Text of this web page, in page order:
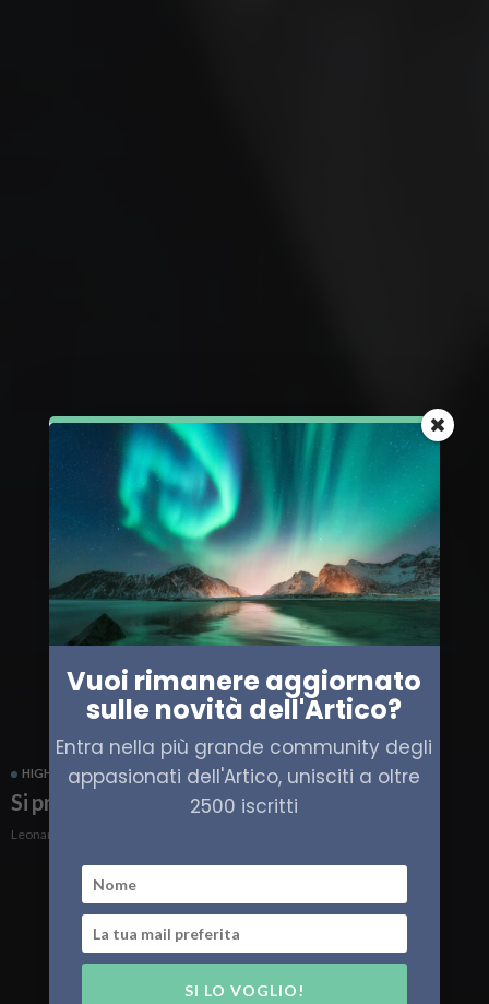
HIGH NORTH INTERVISTE ITALIA
Si prepara alla partenza High North23
Leonardo Parigi
Vuoi rimanere aggiornato
sulle novità dell'Artico?
Entra nella più grande community degli
appasionati dell'Artico, unisciti a oltre
2500 iscritti
SI LO VOGLIO!